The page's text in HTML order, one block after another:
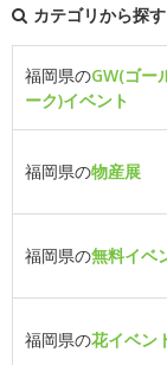
カテゴリから探す
福岡県のGW(ゴー
ーク)イベント
福岡県の物産展
福岡県の無料イベ
福岡県の花イベン